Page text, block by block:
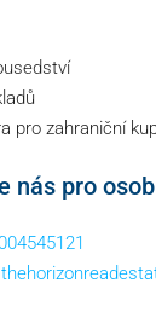
pro zahraniční
nás pro